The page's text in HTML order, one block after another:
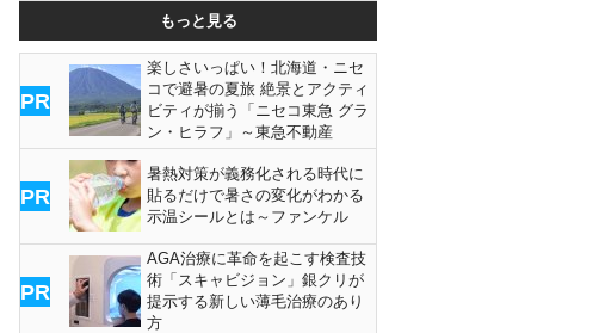
もっと見る
PR
楽しさいっぱい！北海道・ニセ
コで避暑の夏旅 絶景とアクティ
ビティが揃う「ニセコ東急 グラ
ン・ヒラフ」～東急不動産
PR
暑熱対策が義務化される時代に
貼るだけで暑さの変化がわかる
示温シールとは～ファンケル
PR
AGA治療に革命を起こす検査技
術「スキャビジョン」銀クリが
提示する新しい薄毛治療のあり
方